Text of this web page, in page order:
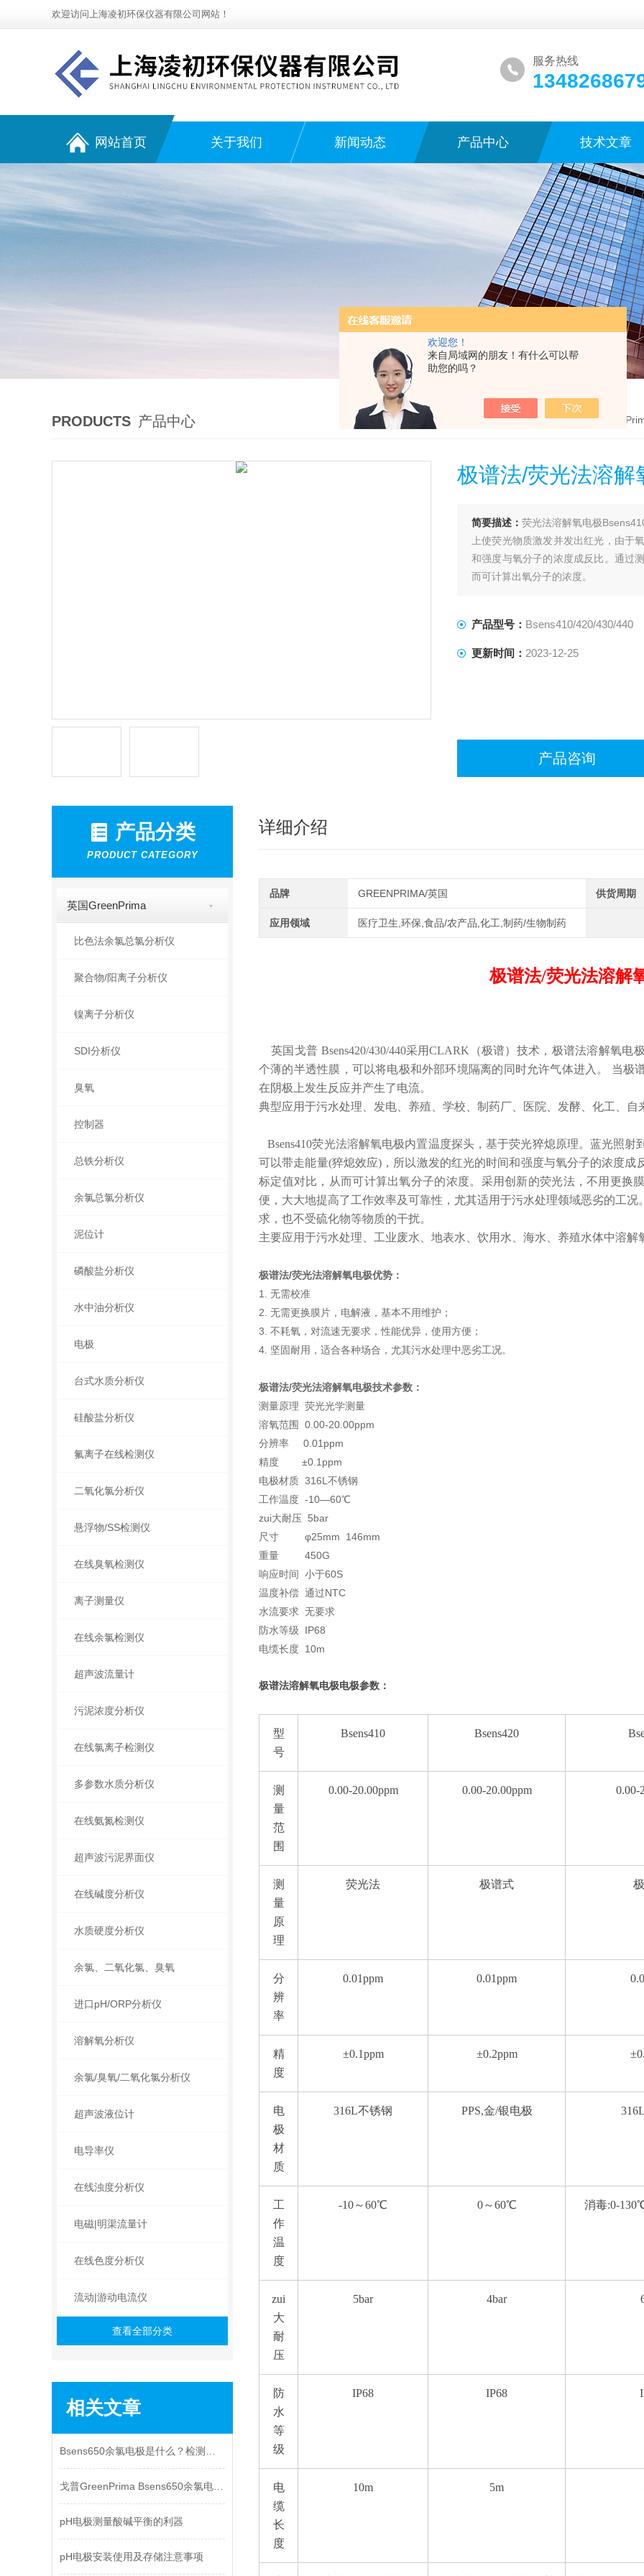
欢迎您！
来自局域网的朋友！有什么可以帮
助您的吗？
欢迎访问上海凌初环保仪器有限公司网站！
服务热线
网站首页 关于我们 新闻动态 产品中心 技术文章
PRODUCTS 产品中心 首页>产品中心>英国
极谱法/荧光法溶解
简要描述：荧光法溶解氧电极
上使荧光物质激发并发出红光，由于
和强度与氧分子的浓度成反比。通过
而可计算出氧分子的浓度。
产品型号： Bsens410/420/430/440
更新时间： 2023-12-25
产品咨询
产品分类
PRODUCT CATEGORY
英国GreenPrima
比色法余氯总氯分析仪
聚合物/阳离子分析仪
镍离子分析仪
SDI分析仪
臭氧
控制器
总铁分析仪
余氯总氯分析仪
泥位计
磷酸盐分析仪
水中油分析仪
电极
台式水质分析仪
硅酸盐分析仪
氟离子在线检测仪
二氧化氯分析仪
悬浮物/SS检测仪
在线臭氧检测仪
离子测量仪
在线余氯检测仪
超声波流量计
污泥浓度分析仪
在线氯离子检测仪
多参数水质分析仪
在线氨氮检测仪
超声波污泥界面仪
在线碱度分析仪
水质硬度分析仪
余氯、二氧化氯、臭氧
进口pH/ORP分析仪
溶解氧分析仪
余氯/臭氧/二氧化氯分析仪
超声波液位计
电导率仪
在线浊度分析仪
电磁|明渠流量计
在线色度分析仪
流动|游动电流仪
查看全部分类
相关文章
pH电极测量酸碱平衡的利器
pH电极安装使用及存储注意事项
详细介绍
品牌 GREENPRIMA/英国 供货周期
应用领域 医疗卫生,环保,食品/农产品,化工,制药/生物制药
极谱法/荧光法溶解
英国戈普 Bsens420/430/440采用CLARK（极谱）技术，极谱法溶解氧
个薄的半透性膜，可以将电极和外部环境隔离的同时允许气体进入。 当极
在阴极上发生反应并产生了电流。
典型应用于污水处理、发电、养殖、学校、制药厂、医院、发酵、化工、
Bsens410荧光法溶解氧电极内置温度探头，基于荧光猝熄原理。蓝光照
可以带走能量(猝熄效应)，所以激发的红光的时间和强度与氧分子的浓度
标定值对比，从而可计算出氧分子的浓度。采用创新的荧光法，不用更换
便，大大地提高了工作效率及可靠性，尤其适用于污水处理领域恶劣的工
求，也不受硫化物等物质的干扰。
主要应用于污水处理、工业废水、地表水、饮用水、海水、养殖水体中溶解
极谱法/荧光法溶解氧电极优势：
1. 无需校准
2. 无需更换膜片，电解液，基本不用维护；
3. 不耗氧，对流速无要求，性能优异，使用方便；
4. 坚固耐用，适合各种场合，尤其污水处理中恶劣工况。
极谱法/荧光法溶解氧电极技术参数：
测量原理 荧光光学测量
溶氧范围 0.00-20.00ppm
分辨率 0.01ppm
精度 ±0.1ppm
电极材质 316L不锈钢
工作温度 -10—60℃
zui大耐压 5bar
尺寸 φ25mm 146mm
重量 450G
响应时间 小于60S
温度补偿 通过NTC
水流要求 无要求
防水等级 IP68
电缆长度 10m
极谱法溶解氧电极电极参数：
型
号
Bsens410 Bsens420
测
量
范
围
0.00-20.00ppm 0.00-20.00ppm 0.00-
测
量
原
理
荧光法 极谱式
分
辨
率
0.01ppm 0.01ppm
精
度
±0.1ppm ±0.2ppm
电
极
材
质
316L不锈钢 PPS,金/银电极
工
作
温
度
-10～60℃ 0～60℃ 消毒:0-
zui
大
耐
压
5bar 4bar
防
水
等
级
IP68 IP68
电
缆
长
度
10m 5m